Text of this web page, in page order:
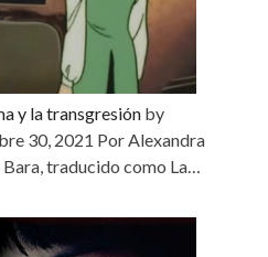
y la transgresión by
30, 2021 Por Alexandra
traducido como La…